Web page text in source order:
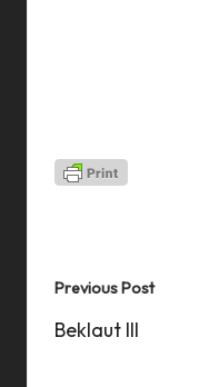
Post
navigation
Previous Post
Beklaut III